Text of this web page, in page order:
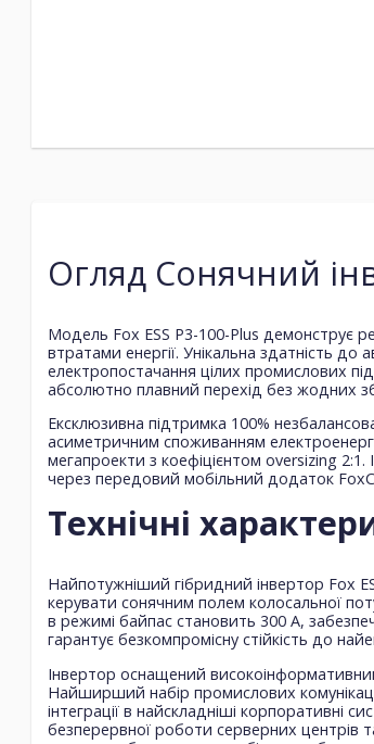
Огляд Сонячний
Модель Fox ESS P3-100-Plus демонструє
втратами енергії. Унікальна здатність
електропостачання цілих промислових
абсолютно плавний перехід без жодних
Ексклюзивна підтримка 100%
асиметричним споживанням
мегапроекти з коефіцієнтом oversizing
через передовий мобільний додаток
Технічні
Найпотужніший гібридний інвертор Fox
керувати сонячним полем колосальної
в режимі байпас становить 300 А,
гарантує безкомпромісну стійкість до
Інвертор оснащений
Найширший набір промислових
інтеграції в найскладніші
безперервної роботи серверних центрів